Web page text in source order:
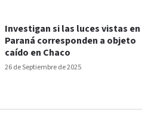
26 de Septiembre de 2025
Investigan si las luces vistas en
Paraná corresponden a objeto
caído en Chaco